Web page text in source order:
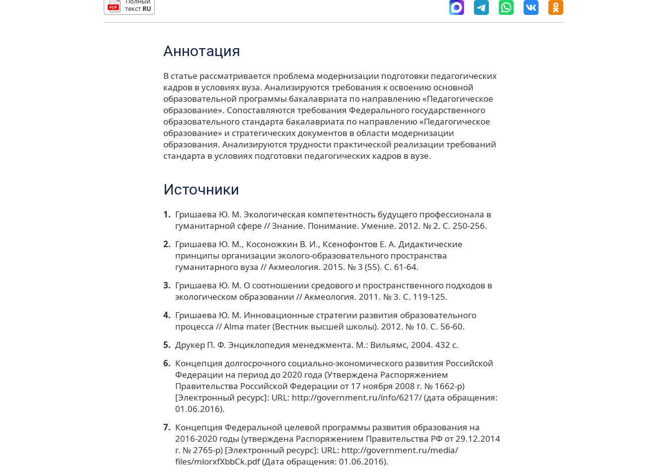
текст RU
Аннотация
В статье рассматривается проблема модернизации подготовки педагогических
кадров в условиях вуза. Анализируются требования к освоению основной
образовательной программы бакалавриата по направлению «Педагогическое
образование». Сопоставляются требования Федерального государственного
образовательного стандарта бакалавриата по направлению «Педагогическое
образование» и стратегических документов в области модернизации
образования. Анализируются трудности практической реализации требований
стандарта в условиях подготовки педагогических кадров в вузе.
Источники
Гришаева Ю. М. Экологическая компетентность будущего профессионала в
гуманитарной сфере // Знание. Понимание. Умение. 2012. № 2. С. 250-256.
Гришаева Ю. М., Косоножкин В. И., Ксенофонтов Е. А. Дидактические
принципы организации эколого-образовательного пространства
гуманитарного вуза // Акмеология. 2015. № 3 (55). С. 61-64.
Гришаева Ю. М. О соотношении средового и пространственного подходов в
экологическом образовании // Акмеология. 2011. № 3. С. 119-125.
Гришаева Ю. М. Инновационные стратегии развития образовательного
процесса // Alma mater (Вестник высшей школы). 2012. № 10. С. 56-60.
Друкер П. Ф. Энциклопедия менеджмента. М.: Вильямс, 2004. 432 с.
Концепция долгосрочного социально-экономического развития Российской
Федерации на период до 2020 года (Утверждена Распоряжением
Правительства Российской Федерации от 17 ноября 2008 г. № 1662-р)
[Электронный ресурс]: URL: http://government.ru/info/6217/ (дата обращения:
01.06.2016).
Концепция Федеральной целевой программы развития образования на
2016-2020 годы (утверждена Распоряжением Правительства РФ от 29.12.2014
г. № 2765-р) [Электронный ресурс]: URL: http://government.ru/media/
files/mlorxfXbbCk.pdf (Дата обращения: 01.06.2016).